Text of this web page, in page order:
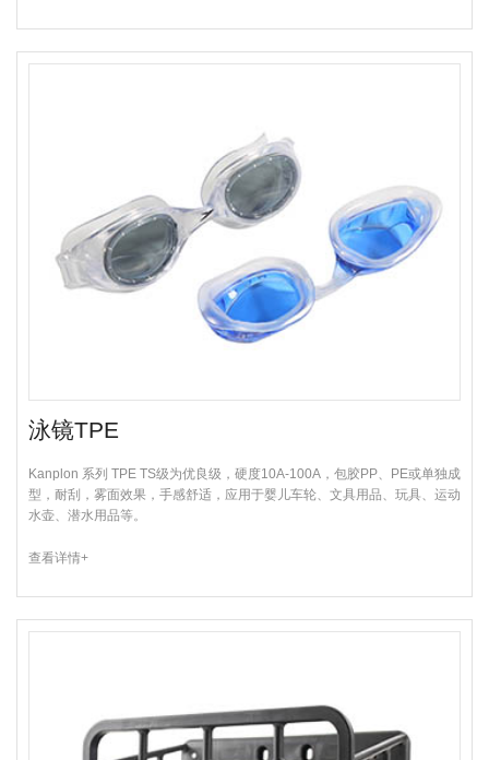
泳镜TPE
Kanplon 系列 TPE TS级为优良级，硬度10A-100A，包胶PP、PE或单独成
型，耐刮，雾面效果，手感舒适，应用于婴儿车轮、文具用品、玩具、运动
水壶、潜水用品等。
查看详情+